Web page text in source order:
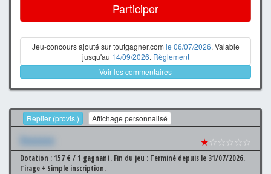
Participer
Jeu-concours ajouté sur toutgagner.com le 06/07/2026. Valable
jusqu'au 14/09/2026. Règlement
Voir les commentaires
Replier (provis.) Affichage personnalisé
Xxxxxxx ★☆☆☆☆☆
Dotation : 157 € / 1 gagnant. Fin du jeu : Terminé depuis le 31/07/2026.
Tirage + Simple inscription.